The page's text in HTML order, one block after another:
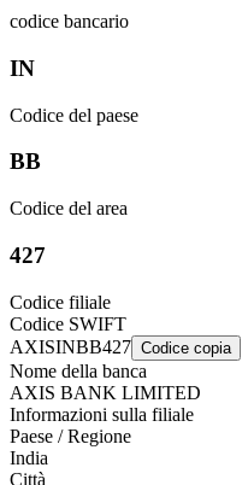
codice bancario
IN
Codice del paese
BB
Codice del area
427
Codice filiale
Codice SWIFT
AXISINBB427 Codice copia
Nome della banca
AXIS BANK LIMITED
Informazioni sulla filiale
Paese / Regione
India
Città